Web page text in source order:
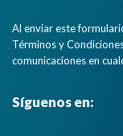
Al enviar este
Términos y
comunicaciones en
Síguenos en: